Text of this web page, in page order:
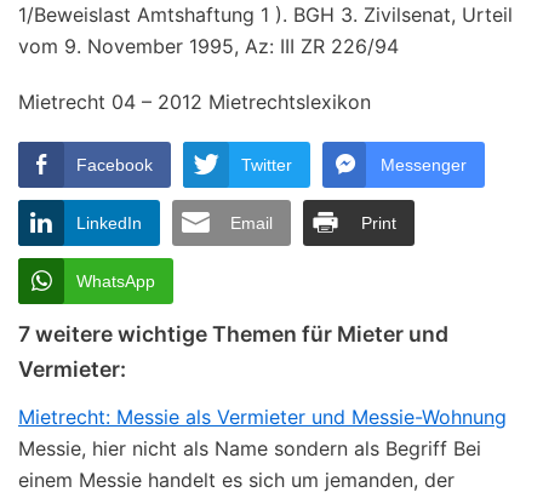
1/Beweislast Amtshaftung 1 ). BGH 3. Zivilsenat, Urteil
vom 9. November 1995, Az: III ZR 226/94
Mietrecht 04 – 2012 Mietrechtslexikon
Facebook Twitter Messenger
LinkedIn Email Print
WhatsApp
7 weitere wichtige Themen für Mieter und
Vermieter:
Mietrecht: Messie als Vermieter und Messie-Wohnung
Messie, hier nicht als Name sondern als Begriff Bei
einem Messie handelt es sich um jemanden, der